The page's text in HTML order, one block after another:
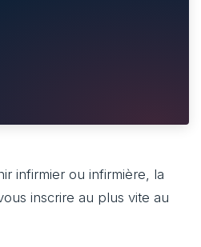
infirmier ou infirmière, la
inscrire au plus vite au